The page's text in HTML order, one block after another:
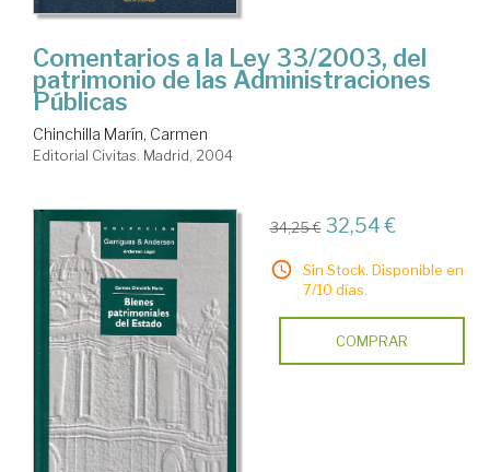
Comentarios a la Ley 33/2003, del
patrimonio de las Administraciones
Públicas
Chinchilla Marín, Carmen
Editorial Civitas. Madrid, 2004
34,25 € 32,54 €
Sin Stock. Disponible en
7/10 días.
COMPRAR